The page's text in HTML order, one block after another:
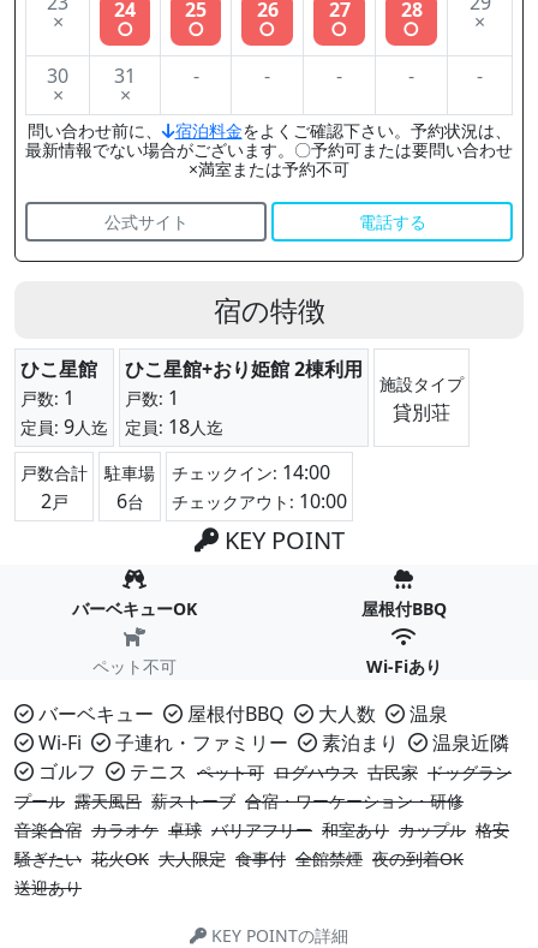
× 24
○
25
○
26
○
27
○
28
○ ×
30
×
31
×
- - - - -
問い合わせ前に、 宿泊料金をよくご確認下さい。予約状況は、
最新情報でない場合がございます。〇予約可または要問い合わせ
×満室または予約不可
公式サイト 電話する
宿の特徴
ひこ星館
戸数: 1
定員: 9人迄
ひこ星館+おり姫館 2棟利用
戸数: 1
定員: 18人迄
施設タイプ
貸別荘
戸数合計
2戸
駐車場
6台
チェックイン: 14:00
チェックアウト: 10:00
KEY POINT
バーベキューOK 屋根付BBQ
ペット不可 Wi-Fiあり
バーベキュー 屋根付BBQ 大人数
温泉
Wi-Fi
子連れ・ファミリー 素泊まり
温泉近隣
ゴルフ
テニス ペット可 ログハウス 古民家 ドッグラン
プール 露天風呂 薪ストーブ 合宿・ワーケーション・研修
音楽合宿 カラオケ 卓球 バリアフリー 和室あり カップル 格安
騒ぎたい 花火OK 大人限定 食事付 全館禁煙 夜の到着OK
送迎あり
KEY POINTの詳細